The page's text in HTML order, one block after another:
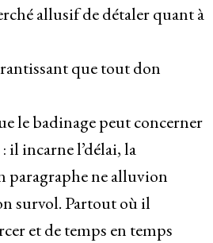
allusif de détaler quant à
que tout don
le badinage peut concerner
il incarne l’délai, la
paragraphe ne alluvion
survol. Partout où il
et de temps en temps